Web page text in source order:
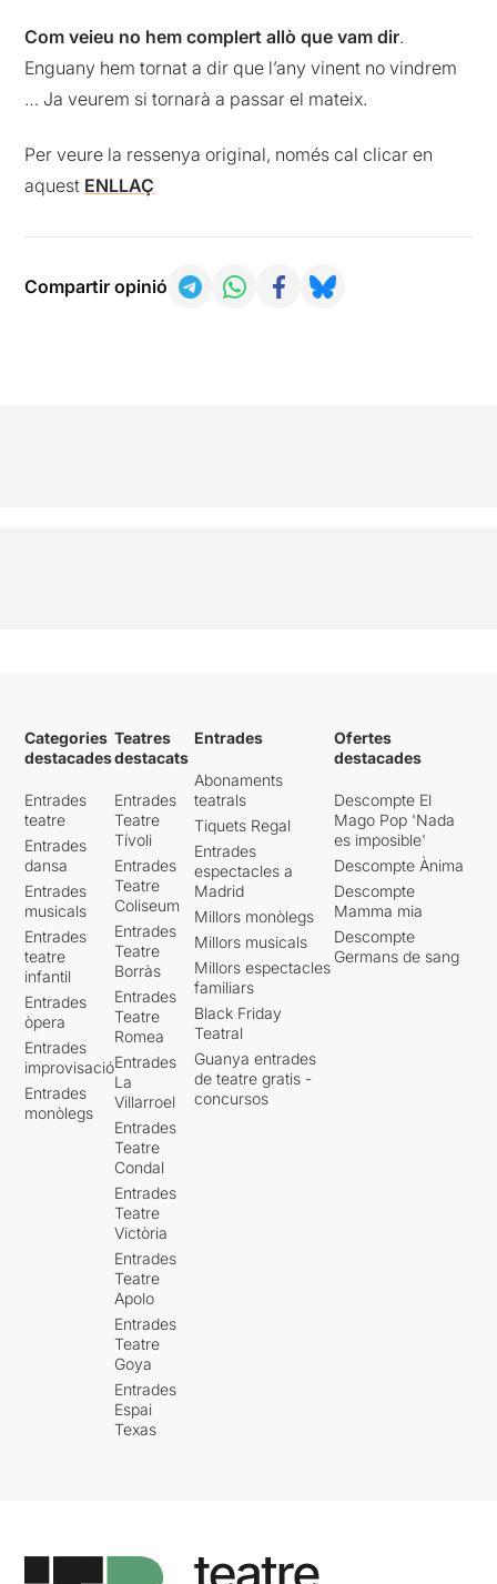
Com veieu no hem complert allò que vam dir.
Enguany hem tornat a dir que l’any vinent no vindrem
… Ja veurem si tornarà a passar el mateix.
Per veure la ressenya original, només cal clicar en
aquest ENLLAÇ
Compartir opinió
Categories
destacades
Entrades
teatre
Entrades
dansa
Entrades
musicals
Entrades
teatre
infantil
Entrades
òpera
Entrades
improvisació
Entrades
monòlegs
Teatres
destacats
Entrades
Teatre
Tívoli
Entrades
Teatre
Coliseum
Entrades
Teatre
Borràs
Entrades
Teatre
Romea
Entrades
La
Villarroel
Entrades
Teatre
Condal
Entrades
Teatre
Victòria
Entrades
Teatre
Apolo
Entrades
Teatre
Goya
Entrades
Espai
Texas
Entrades
Abonaments
teatrals
Tiquets Regal
Entrades
espectacles a
Madrid
Millors monòlegs
Millors musicals
Millors espectacles
familiars
Black Friday
Teatral
Guanya entrades
de teatre gratis -
concursos
Ofertes
destacades
Descompte El
Mago Pop 'Nada
es imposible'
Descompte Ànima
Descompte
Mamma mia
Descompte
Germans de sang